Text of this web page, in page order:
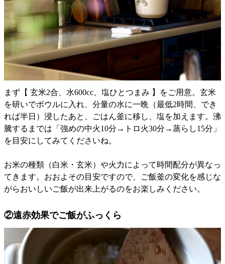
まず【 玄米2合、水600cc、塩ひとつまみ 】をご用意。玄米
を研いでボウルに入れ、分量の水に一晩（最低2時間、でき
れば半日）浸したあと、ごはん釜に移し、塩を加えます。沸
騰するまでは「強めの中火10分→トロ火30分→蒸らし15分」
を目安にしてみてくださいね。
お米の種類（白米・玄米）や火力によって時間配分が異なっ
てきます。おおよその目安ですので、ご飯釜の変化を感じな
がらおいしいご飯が出来上がるのをお楽しみください。
②遠赤効果でご飯がふっくら